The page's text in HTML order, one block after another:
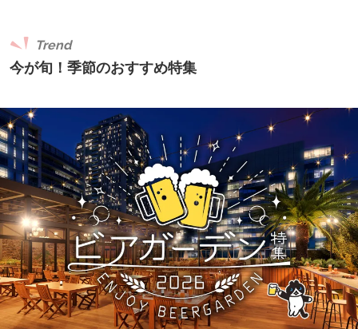
今が旬！季節のおすすめ特集
Trend